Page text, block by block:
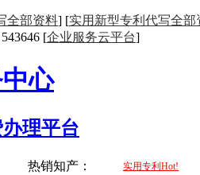
全部资料] [实用新型专利代写全
[企业服务云平台]
心
理平台
热销知产： 实用专利Hot!